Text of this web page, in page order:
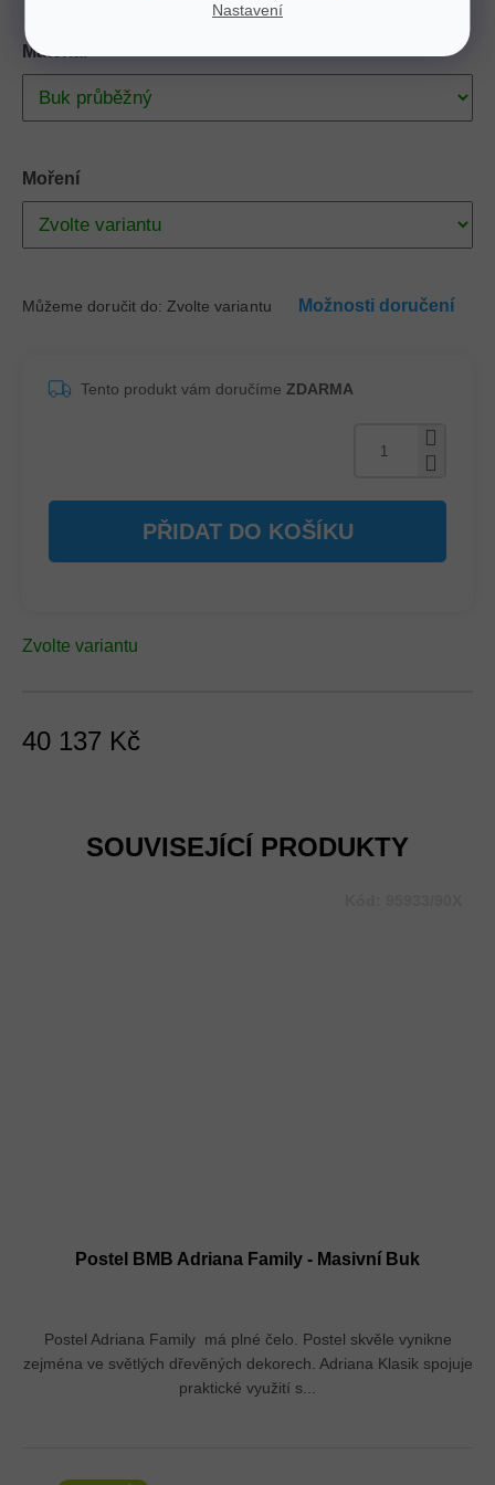
Nastavení
40 137 Kč
Zvolte variantu
Materiál
Moření
Můžeme doručit do: Zvolte variantu Možnosti doručení
PŘIDAT DO KOŠÍKU
Tento produkt vám doručíme ZDARMA
SOUVISEJÍCÍ PRODUKTY
Postel BMB Adriana Family - Masivní Buk
Postel Adriana Family má plné čelo. Postel skvěle vynikne
zejména ve světlých dřevěných dekorech. Adriana Klasik spojuje
praktické využití s...